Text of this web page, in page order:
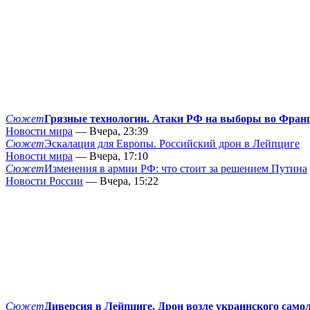
СюжетГрязные технологии. Атаки РФ на выборы во
Новости мира — Вчера, 23:39
СюжетЭскалация для Европы. Российский дрон в Лейпциге
Новости мира — Вчера, 17:10
СюжетИзменения в армии РФ: что стоит за решением Путина
Новости России — Вчера, 15:22
СюжетДиверсия в Лейпциге. Дрон возле украинского